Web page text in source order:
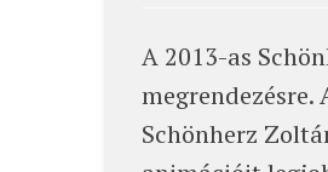
A 2013-as
megrendezésre.
Schönherz